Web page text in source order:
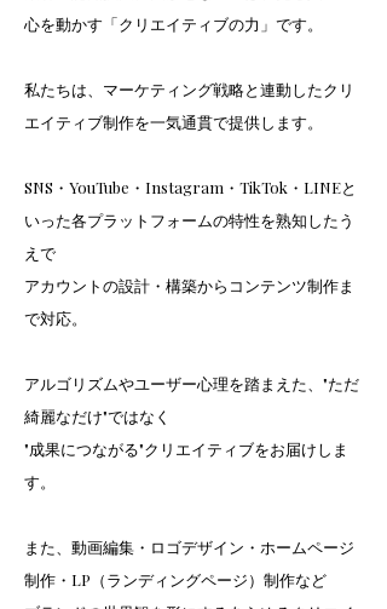
心を動かす「クリエイティブの力」です。
​私たちは、マーケティング戦略と連動したクリ
エイティブ制作を一気通貫で提供します。
SNS・YouTube・Instagram・TikTok・LINEと
いった各プラットフォームの特性を熟知したう
えで
アカウントの設計・構築からコンテンツ制作ま
で対応。
アルゴリズムやユーザー心理を踏まえた、"ただ
綺麗なだけ"ではなく
"成果につながる"クリエイティブをお届けしま
す。
また、動画編集・ロゴデザイン・ホームページ
制作・LP（ランディングページ）制作など